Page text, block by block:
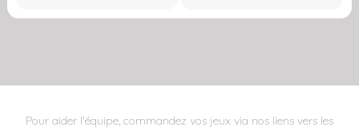
Pour aider l'équipe, commandez vos jeux via nos liens vers les